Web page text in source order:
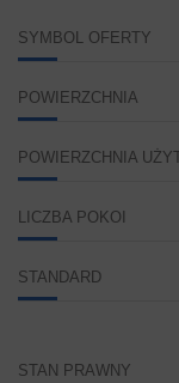
SYMBOL OFERTY
POWIERZCHNIA
POWIERZCHNIA
LICZBA POKOI
STANDARD
STAN PRAWNY